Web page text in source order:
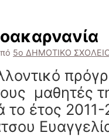
5ο ΔΗΜΟΤΙΚΟ
μαθητές
το έτος